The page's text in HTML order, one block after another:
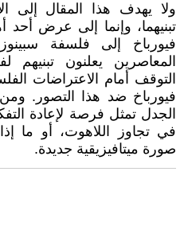
ولا يهدف هذا المقال إلى
تبنيهما، وإنما إلى عرض أحد
فيورباخ إلى فلسفة
المعاصرين يعلنون تبنيهم
التوقف أمام الاعتراضات
فيورباخ ضد هذا التصور.
الجدل تمثل فرصة لإعادة
في تجاوز اللاهوت، أو ما
صورة ميتافيزيقية جديدة.